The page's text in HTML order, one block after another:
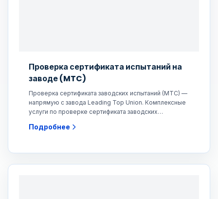
Проверка сертификата испытаний на
заводе (MTC)
Проверка сертификата заводских испытаний (MTC) —
напрямую с завода Leading Top Union. Комплексные
услуги по проверке сертификата заводских
Подробнее